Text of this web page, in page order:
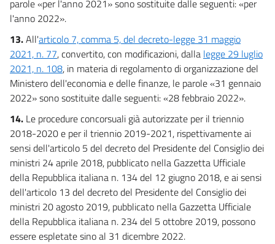
parole «per l'anno 2021» sono sostituite dalle seguenti: «per
l'anno 2022».
13.All'articolo 7, comma 5, del decreto-legge 31 maggio
2021, n. 77, convertito, con modificazioni, dalla legge 29 luglio
2021, n. 108, in materia di regolamento di organizzazione del
Ministero dell'economia e delle finanze, le parole «31 gennaio
2022» sono sostituite dalle seguenti: «28 febbraio 2022».
14. Le procedure concorsuali già autorizzate per il triennio
2018-2020 e per il triennio 2019-2021, rispettivamente ai
sensi dell'articolo 5 del decreto del Presidente del Consiglio dei
ministri 24 aprile 2018, pubblicato nella Gazzetta Ufficiale
della Repubblica italiana n. 134 del 12 giugno 2018, e ai sensi
dell'articolo 13 del decreto del Presidente del Consiglio dei
ministri 20 agosto 2019, pubblicato nella Gazzetta Ufficiale
della Repubblica italiana n. 234 del 5 ottobre 2019, possono
essere espletate sino al 31 dicembre 2022.